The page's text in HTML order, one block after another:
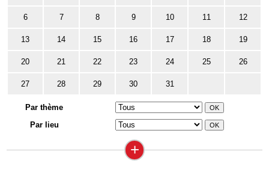
6 7 8 9 10 11 12
13 14 15 16 17 18 19
20 21 22 23 24 25 26
27 28 29 30 31
Par thème
Par lieu
+